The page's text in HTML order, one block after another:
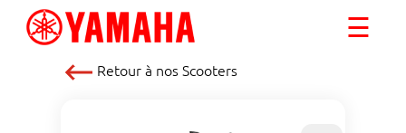
☰
Retour à nosScooters